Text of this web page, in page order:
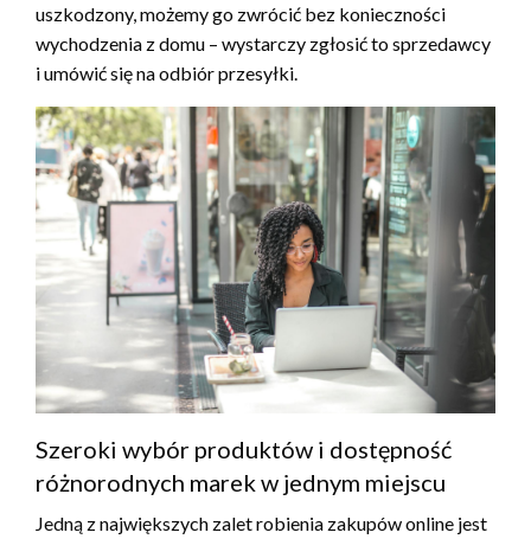
uszkodzony, możemy go zwrócić bez konieczności
wychodzenia z domu – wystarczy zgłosić to sprzedawcy
i umówić się na odbiór przesyłki.
Szeroki wybór produktów i dostępność
różnorodnych marek w jednym miejscu
Jedną z największych zalet robienia zakupów online jest